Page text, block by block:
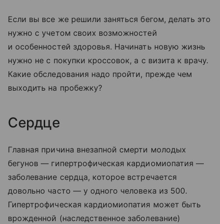
Если вы все же решили заняться бегом, делать это
нужно с учетом своих возможностей
и особенностей здоровья. Начинать новую жизнь
нужно не с покупки кроссовок, а с визита к врачу.
Какие обследования надо пройти, прежде чем
выходить на пробежку?
Сердце
Главная причина внезапной смерти молодых
бегунов — гипертрофическая кардиомиопатия —
заболевание сердца, которое встречается
довольно часто — у одного человека из 500.
Гипертрофическая кардиомиопатия может быть
врожденной (наследственное заболевание)